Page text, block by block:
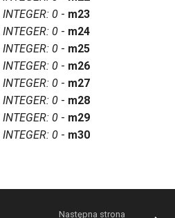
INTEGER: 0 - m23
INTEGER: 0 - m24
INTEGER: 0 - m25
INTEGER: 0 - m26
INTEGER: 0 - m27
INTEGER: 0 - m28
INTEGER: 0 - m29
INTEGER: 0 - m30
Następna strona